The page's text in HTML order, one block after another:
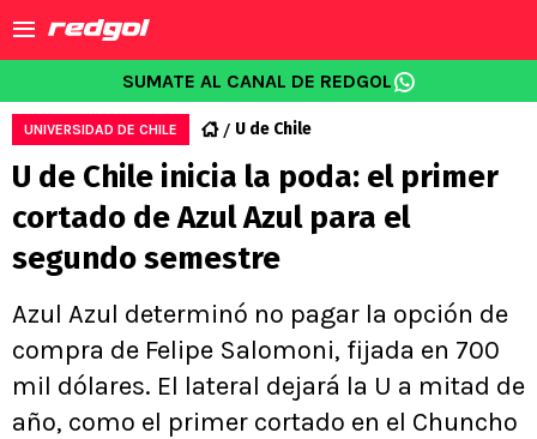
SUMATE AL CANAL DE REDGOL
UNIVERSIDAD DE CHILE U de Chile
U de Chile inicia la poda: el primer
cortado de Azul Azul para el
segundo semestre
Azul Azul determinó no pagar la opción de
compra de Felipe Salomoni, fijada en 700
mil dólares. El lateral dejará la U a mitad de
año, como el primer cortado en el Chuncho